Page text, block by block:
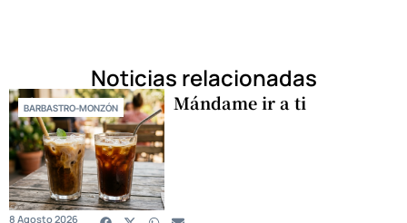
Noticias relacionadas
BARBASTRO-MONZÓN Mándame ir a ti
8 Agosto 2026